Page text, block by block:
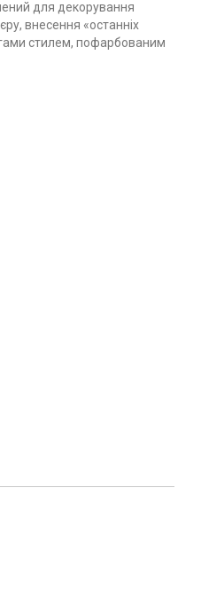
для декорування
внесення «останніх
гами стилем, пофарбованим